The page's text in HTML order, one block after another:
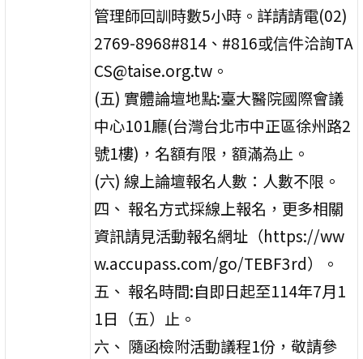
管理師回訓時數5小時。詳請請電(02)
2769-8968#814、#816或信件洽詢TA
CS@taise.org.tw。
(五) 實體論壇地點:臺大醫院國際會議
中心101廳(台灣台北市中正區徐州路2
號1樓)，名額有限，額滿為止。
(六) 線上論壇報名人數：人數不限。
四、 報名方式採線上報名，更多相關
資訊請見活動報名網址（https://ww
w.accupass.com/go/TEBF3rd）。
五、 報名時間:自即日起至114年7月1
1日（五）止。
六、 隨函檢附活動議程1份，敬請參